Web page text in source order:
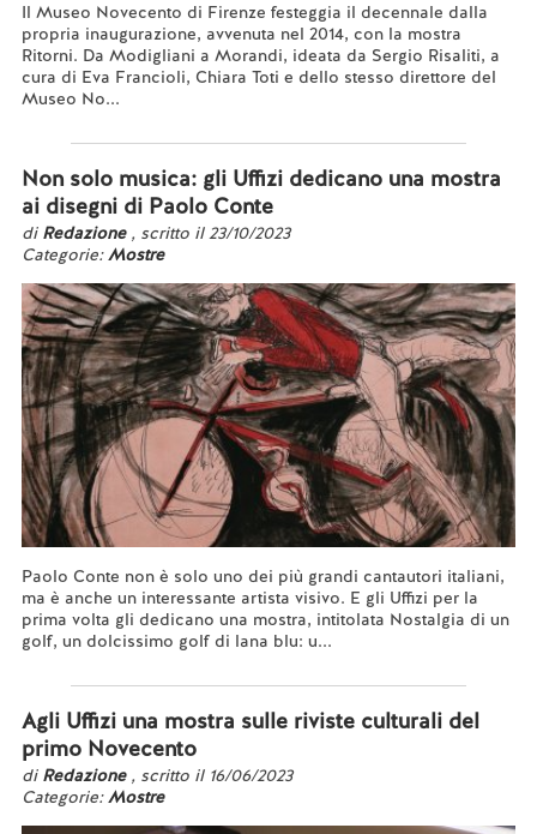
Il Museo Novecento di Firenze festeggia il decennale dalla
propria inaugurazione, avvenuta nel 2014, con la mostra
Ritorni. Da Modigliani a Morandi, ideata da Sergio Risaliti, a
cura di Eva Francioli, Chiara Toti e dello stesso direttore del
Museo No...
Non solo musica: gli Uffizi dedicano una mostra
ai disegni di Paolo Conte
di Redazione , scritto il 23/10/2023
Categorie:Mostre
Paolo Conte non è solo uno dei più grandi cantautori italiani,
ma è anche un interessante artista visivo. E gli Uffizi per la
prima volta gli dedicano una mostra, intitolata Nostalgia di un
golf, un dolcissimo golf di lana blu: u...
Agli Uffizi una mostra sulle riviste culturali del
primo Novecento
di Redazione , scritto il 16/06/2023
Categorie:Mostre